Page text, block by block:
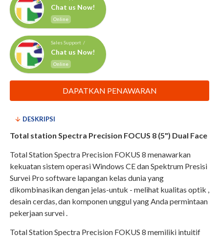
Chat us Now!
Online
Sales Support /
Chat us Now!
Online
DAPATKAN PENAWARAN
DESKRIPSI
Total station Spectra Precision FOCUS 8 (5") Dual Face
Total Station Spectra Precision FOKUS 8 menawarkan
kekuatan sistem operasi Windows CE dan Spektrum Presisi
Survei Pro software lapangan kelas dunia yang
dikombinasikan dengan jelas-untuk - melihat kualitas optik ,
desain cerdas, dan komponen unggul yang Anda permintaan
pekerjaan survei .
Total Station Spectra Precision FOKUS 8 memiliki intuitif